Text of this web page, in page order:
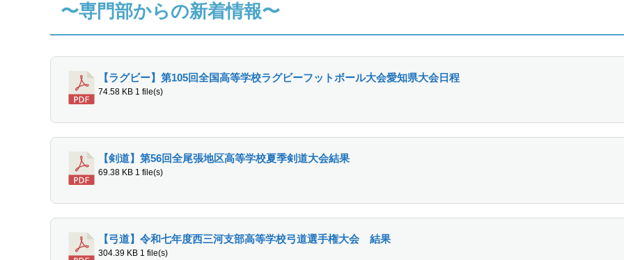
〜専門部からの新着情報〜
【ラグビー】第105回全国高等学校ラグビーフットボール大会愛知県大会日程
74.58 KB 1 file(s)
【剣道】第56回全尾張地区高等学校夏季剣道大会結果
69.38 KB 1 file(s)
【弓道】令和七年度西三河支部高等学校弓道選手権大会 結果
304.39 KB 1 file(s)